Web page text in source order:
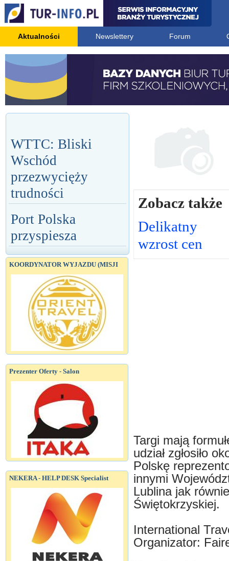
Aktualności Newslettery Forum
WTTC: Bliski
Wschód
przezwycięży
trudności
Port Polska
przyspiesza
KOORDYNATOR WYJAZDU (MISJI
Prezenter Oferty - Salon
NEKERA - HELP DESK Specialist
Zobacz także
Delikatny
wzrost cen
Targi mają
udział zgłosiło
Polskę
innymi
Lublina jak
Świętokrzyskiej.
International
Organizator: